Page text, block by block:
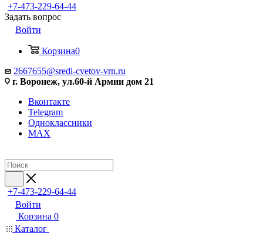
+7-473-229-64-44
Задать вопрос
Войти
Корзина0
2667655@sredi-cvetov-vrn.ru
г. Воронеж, ул.60-й Армии дом 21
Вконтакте
Telegram
Одноклассники
MAX
+7-473-229-64-44
Войти
Корзина 0
Каталог